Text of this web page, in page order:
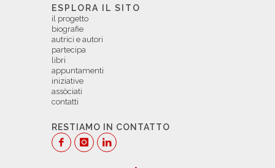
ESPLORA IL SITO
il progetto
biografie
autrici e autori
partecipa
libri
appuntamenti
iniziative
assòciati
contatti
RESTIAMO IN CONTATTO